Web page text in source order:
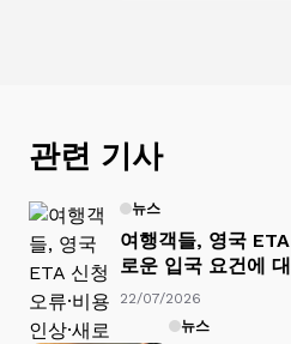
관련 기사
뉴스
여행객들, 영국
로운 입국 요건에
22/07/2026
뉴스